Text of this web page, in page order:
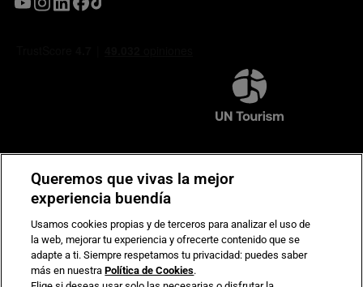
Compromiso de seguridad en pagos electrónicos
Queremos que vivas la mejor
experiencia buendía
Usamos cookies propias y de terceros para analizar el uso de
la web, mejorar tu experiencia y ofrecerte contenido que se
adapte a ti. Siempre respetamos tu privacidad: puedes saber
más en nuestraPolítica de Cookies.